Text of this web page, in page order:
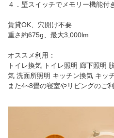
４．壁スイッチでメモリー機能付
賃貸OK、穴開け不要
重さ約675g、最大3,000lm
オススメ利用：
トイレ換気 トイレ照明 廊下照明
気 洗面所照明 キッチン換気 キッ
また4~8畳の寝室やリビングのご利